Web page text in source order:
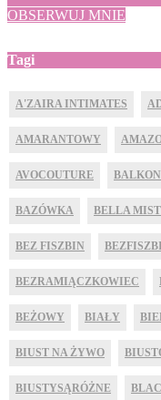
OBSERWUJ MNIE
Tagi
A'ZAIRA INTIMATES
AMARANTOWY
AVOCOUTURE
BAZÓWKA BELLA
BEZ FISZBIN
BEZRAMIĄCZKOWIEC
BEŻOWY BIAŁY
BIUST NA ŻYWO
BIUSTYSĄRÓŻNE